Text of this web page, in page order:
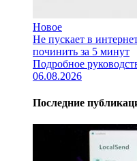
Новое
Не пускает в
починить за 5 минут
Подробное
06.08.2026
Последние